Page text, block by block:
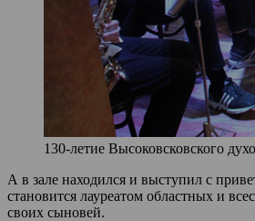
130-летие Высоковсковского
А в зале находился и выступил с
становится лауреатом областных и
своих сыновей.